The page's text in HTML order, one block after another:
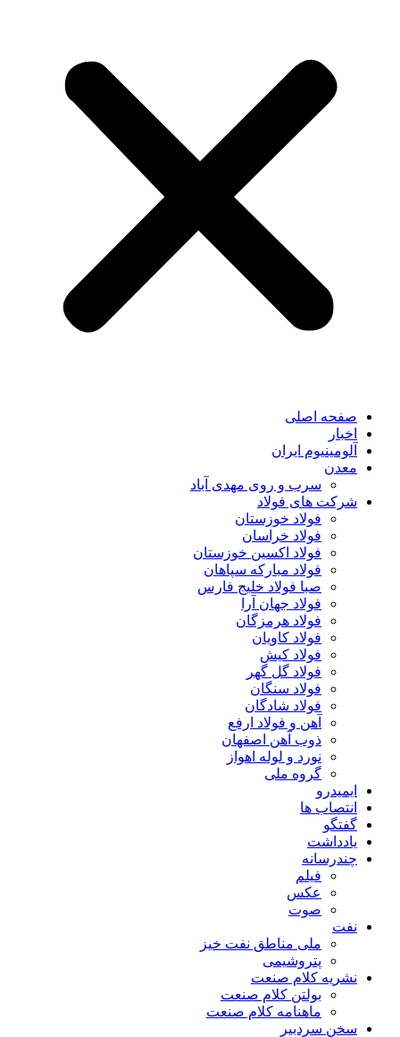
صفحه اصلی
اخبار
آلومینیوم ایران
معدن
سرب و روی مهدی آباد
شرکت های فولاد
فولاد خوزستان
فولاد خراسان
فولاد اکسین خوزستان
فولاد مبارکه سپاهان
صبا فولاد خلیج فارس
فولاد جهان آرا
فولاد هرمزگان
فولاد کاویان
فولاد کیش
فولاد گل گهر
فولاد سنگان
فولاد شادگان
آهن و فولاد ارفع
ذوب آهن اصفهان
نورد و لوله اهواز
گروه ملی
ایمیدرو
انتصاب ها
گفتگو
یادداشت
چندرسانه
فیلم
عکس
صوت
نفت
ملی مناطق نفت خیز
پتروشیمی
نشریه کلام صنعت
بولتن کلام صنعت
ماهنامه کلام صنعت
سخن سردبیر